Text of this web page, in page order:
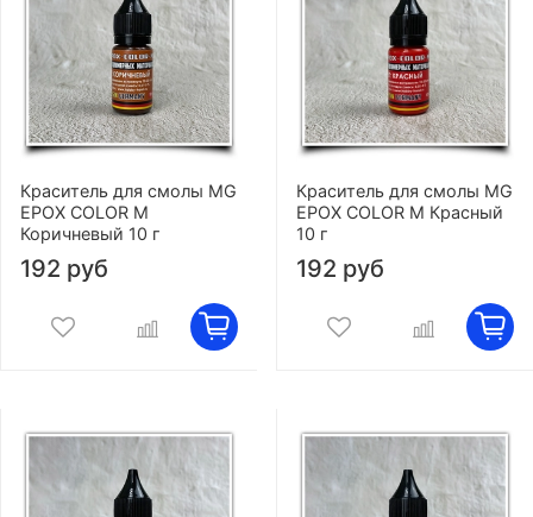
Краситель для смолы MG
EPOX COLOR M
Коричневый 10 г
192 руб
Краситель для смолы MG
EPOX COLOR M Красный
10 г
192 руб